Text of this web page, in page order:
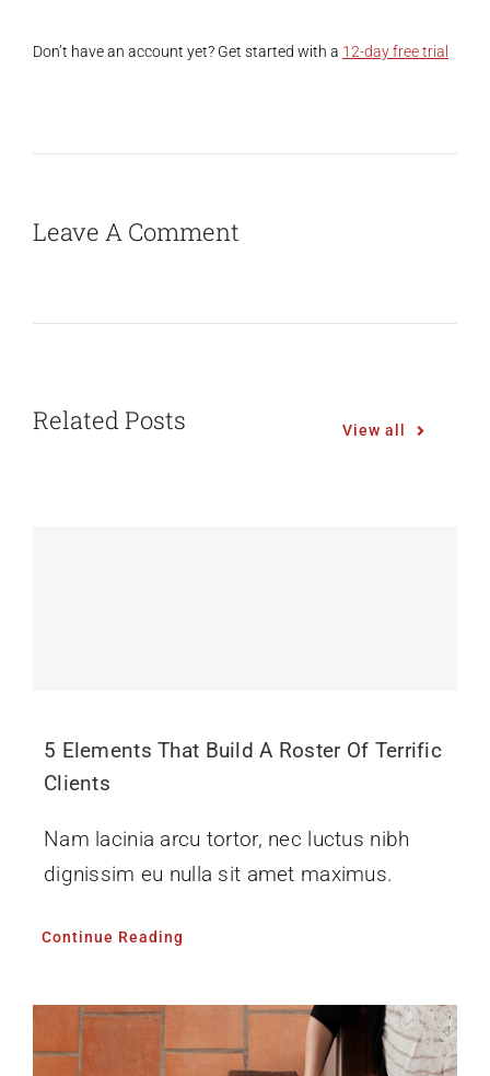
Don’t have an account yet? Get started with a 12-day free trial
Leave A Comment
Related Posts View all
5 Elements That Build A Roster Of Terrific
Clients
Nam lacinia arcu tortor, nec luctus nibh
dignissim eu nulla sit amet maximus.
Continue Reading